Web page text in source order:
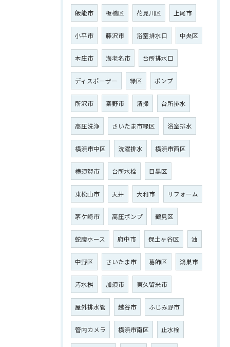
飯能市 板橋区 花見川区 上尾市
小平市 藤沢市 浴室排水口 中央区
本庄市 海老名市 台所排水口
ディスポーザー 緑区 ポンプ
所沢市 秦野市 清掃 台所排水
高圧洗浄 さいたま市緑区 浴室排水
横浜市中区 洗濯排水 横浜市西区
横須賀市 台所水栓 目黒区
東松山市 天井 大和市 リフォーム
茅ケ崎市 高圧ポンプ 鶴見区
蛇腹ホース 府中市 保土ヶ谷区 油
中野区 さいたま市 葛飾区 鴻巣市
汚水桝 加須市 東久留米市
屋外排水管 越谷市 ふじみ野市
管内カメラ 横浜市南区 止水栓
ご相談はこちら